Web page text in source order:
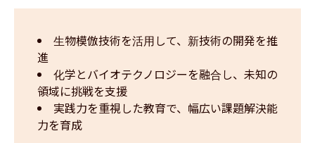
生物模倣技術を活用して、新技術の開発を推
進
化学とバイオテクノロジーを融合し、未知の
領域に挑戦を支援
実践力を重視した教育で、幅広い課題解決能
力を育成